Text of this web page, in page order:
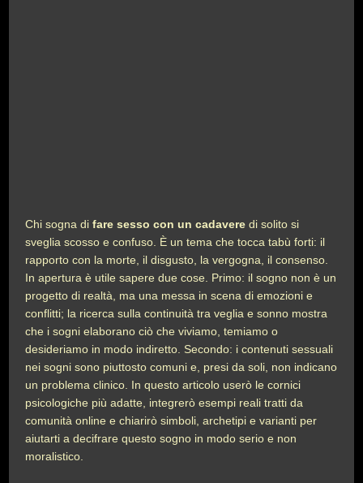
Chi sogna difare sesso con un cadavere di solito si
sveglia scosso e confuso. È un tema che tocca tabù forti: il
rapporto con la morte, il disgusto, la vergogna, il consenso.
In apertura è utile sapere due cose. Primo: il sogno non è un
progetto di realtà, ma una messa in scena di emozioni e
conflitti; la ricerca sulla continuità tra veglia e sonno mostra
che i sogni elaborano ciò che viviamo, temiamo o
desideriamo in modo indiretto. Secondo: i contenuti sessuali
nei sogni sono piuttosto comuni e, presi da soli, non indicano
un problema clinico. In questo articolo userò le cornici
psicologiche più adatte, integrerò esempi reali tratti da
comunità online e chiarirò simboli, archetipi e varianti per
aiutarti a decifrare questo sogno in modo serio e non
moralistico.